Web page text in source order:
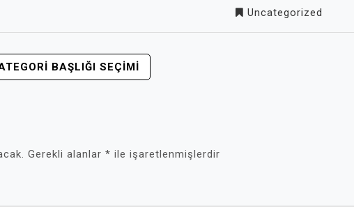
Uncategorized
BAŞLIĞI SEÇIMI
Gerekli alanlar * ile işaretlenmişlerdir